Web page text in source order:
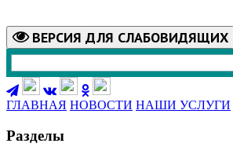
ВЕРСИЯ ДЛЯ СЛАБОВИДЯЩИХ
ГЛАВНАЯ НОВОСТИ НАШИ УСЛУГИ
Разделы